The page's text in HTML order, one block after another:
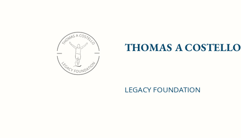
THOMAS A COSTELLO
LEGACY FOUNDATION